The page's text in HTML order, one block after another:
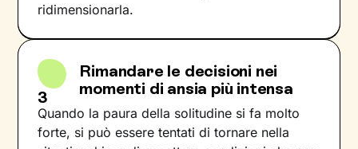
ridimensionarla.
3
Rimandare le decisioni nei
momenti di ansia più intensa
Quando la paura della solitudine si fa molto
forte, si può essere tentati di tornare nella